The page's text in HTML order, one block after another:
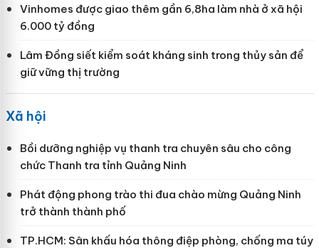
Vinhomes được giao thêm gần 6,8ha làm nhà ở xã hội
6.000 tỷ đồng
Lâm Đồng siết kiểm soát kháng sinh trong thủy sản để
giữ vững thị trường
Xã hội
Bồi dưỡng nghiệp vụ thanh tra chuyên sâu cho công
chức Thanh tra tỉnh Quảng Ninh
Phát động phong trào thi đua chào mừng Quảng Ninh
trở thành thành phố
TP.HCM: Sân khấu hóa thông điệp phòng, chống ma túy